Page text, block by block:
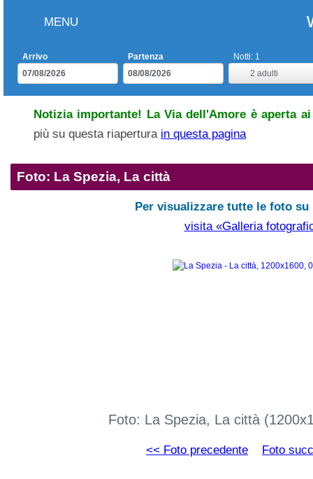
MENU
Arrivo
Partenza
2 adulti
Notti: 1
Notizia importante! La Via dell'Amore è aperta
più su questa riapertura in questa pagina
Foto: La Spezia, La città
Per visualizzare tutte le foto su
visita «Galleria
Foto: La Spezia, La città
<< Foto precedente Foto